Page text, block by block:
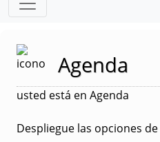
Agenda
usted está en Agenda
Despliegue las opciones